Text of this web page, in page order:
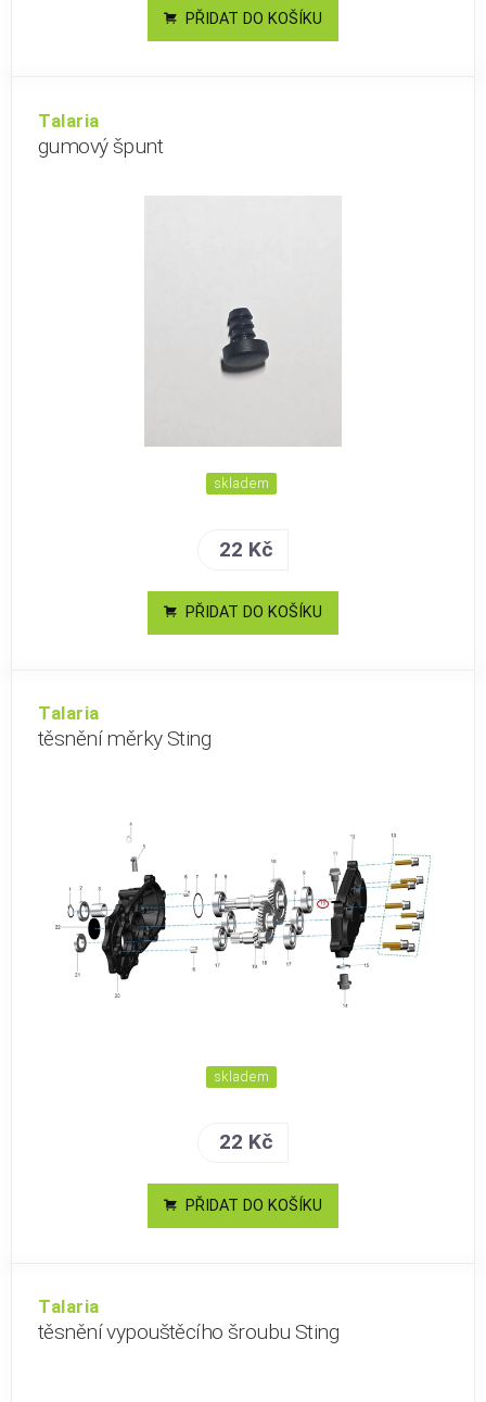
PŘIDAT DO KOŠÍKU
Talaria
gumový špunt
skladem
22 Kč
PŘIDAT DO KOŠÍKU
Talaria
těsnění měrky Sting
skladem
22 Kč
PŘIDAT DO KOŠÍKU
Talaria
těsnění vypouštěcího šroubu Sting